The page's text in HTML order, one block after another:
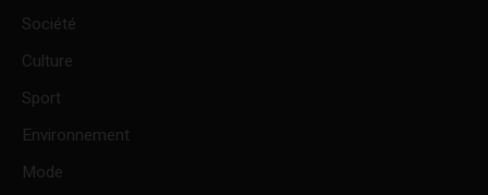
Société
Culture
Sport
Environnement
Mode